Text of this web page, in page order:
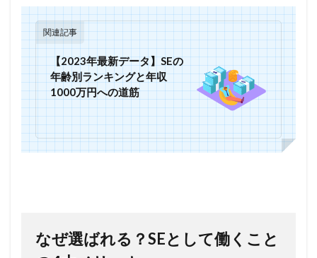
関連記事
【2023年最新データ】SEの
年齢別ランキングと年収
1000万円への道筋
なぜ選ばれる？SEとして働くこと